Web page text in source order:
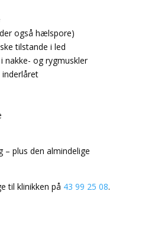
også hælspore)
tilstande i led
nakke- og rygmuskler
inderlåret
– plus den almindelige
til klinikken på 43 99 25 08.